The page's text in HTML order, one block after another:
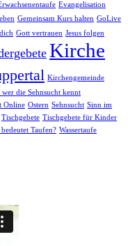
Evangelisation
Gemeinsam Kurs halten GoLive
Gott vertrauen Jesus folgen
Kirche
Kirchengemeinde
wer die Sehnsucht kennt
Online Ostern Sehnsucht Sinn im
Tischgebete Tischgebete für Kinder
bedeutet Taufen? Wassertaufe